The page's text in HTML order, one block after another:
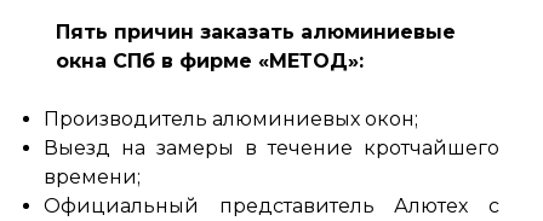
Пять причин заказать алюминиевые
окна СПб в фирме «МЕТОД»:
Производитель алюминиевых окон;
Выезд на замеры в течение кротчайшего
времени;
Официальный представитель Алютех с